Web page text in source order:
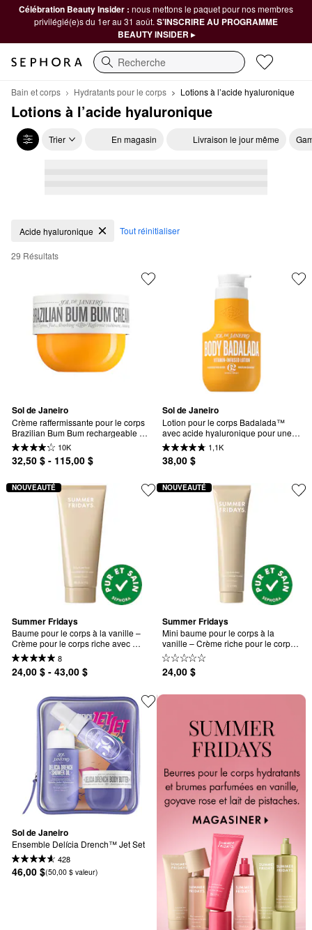
Célébration Beauty Insider : nous mettons le paquet pour nos membres
privilégié(e)s du 1er au 31 août. S’INSCRIRE AU PROGRAMME
BEAUTY INSIDER ▸
Recherche
Bain et corps Hydratants pour le corps Lotions à l’acide hyaluronique
Lotions à l’acide hyaluronique
Trier En magasin Livraison le jour même
Lotions à l’acide hyaluronique
Acide hyaluronique Tout réinitialiser
29 Résultats
Sol de Janeiro
Crème raffermissante pour le corps
Brazilian Bum Bum rechargeable
avec Guaranà riche en caféine
10K
32,50 $ - 115,00 $
Sol de Janeiro
Lotion pour le corps Badalada™
avec acide hyaluronique pour une
hydratation quotidienne
1,1K
38,00 $
Summer Fridays
Baume pour le corps à la vanille –
Crème pour le corps riche avec
acide hyaluronique
8
24,00 $ - 43,00 $
NOUVEAUTÉ
Summer Fridays
Mini baume pour le corps à la
vanille – Crème riche pour le corps
avec acide hyaluronique
24,00 $
NOUVEAUTÉ
Sol de Janeiro
Ensemble Delícia Drench™ Jet Set
428
46,00 $(50,00 $ valeur)